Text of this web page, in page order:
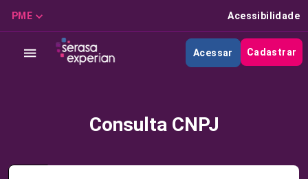
PME Acessibilidade
Acessar Cadastrar
Consulta CNPJ